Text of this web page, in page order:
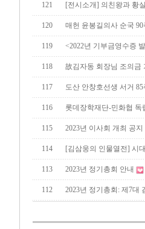
121 [전시소개] 의친왕과 황
120 매헌 윤봉길의사 순국
119 <2022년 기부금영수증
118 故김자동 회장님 조의금
117 도산 안창호선생 서거
116 롯데장학재단-민화협
115 2023년 이사회 개최 공지
114 [김삼웅의 인물열전] 시
113 2023년 정기총회 안내
112 2023년 정기총회: 제7대